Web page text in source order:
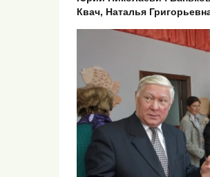
Квач, Наталья